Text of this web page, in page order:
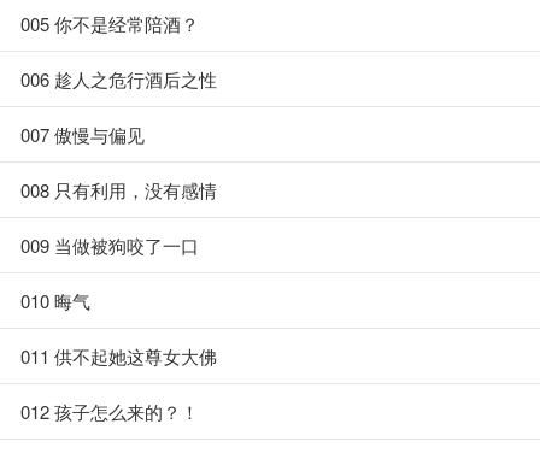
005 你不是经常陪酒？
006 趁人之危行酒后之性
007 傲慢与偏见
008 只有利用，没有感情
009 当做被狗咬了一口
010 晦气
011 供不起她这尊女大佛
012 孩子怎么来的？！